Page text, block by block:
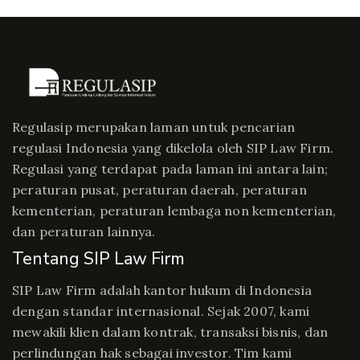
Regulasip merupakan laman untuk pencarian
regulasi Indonesia yang dikelola oleh SIP Law Firm.
Regulasi yang terdapat pada laman ini antara lain;
peraturan pusat, peraturan daerah, peraturan
kementerian, peraturan lembaga non kementerian,
dan peraturan lainnya.
Tentang SIP Law Firm
SIP Law Firm adalah kantor hukum di Indonesia
dengan standar internasional. Sejak 2007, kami
mewakili klien dalam kontrak, transaksi bisnis, dan
perlindungan hak sebagai investor. Tim kami